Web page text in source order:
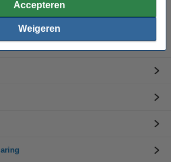
Accepteren
Weigeren
van 8.30 tot 17 uur